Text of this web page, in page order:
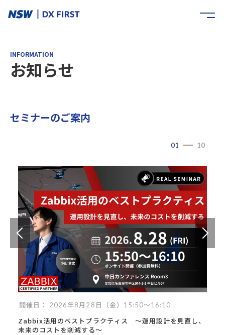
INFORMATION
お知らせ
セミナーのご案内
01 10
開催日： 2026年8月28日（金）15:50～16:10
Zabbix活用のベストプラクティス ～運用設計を見直し、
未来のコストを削減する～